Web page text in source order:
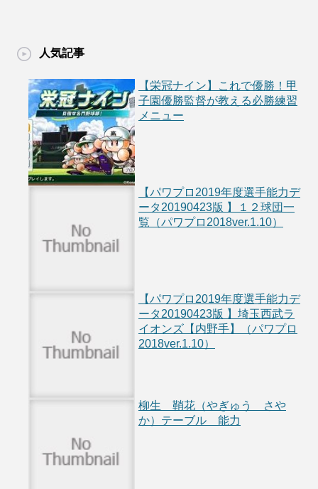
人気記事
【栄冠ナイン】これで優勝！甲
子園優勝監督が教える必勝練習
メニュー
【パワプロ2019年度選手能力デ
ータ20190423版 】１２球団一
覧（パワプロ2018ver.1.10）
【パワプロ2019年度選手能力デ
ータ20190423版 】埼玉西武ラ
イオンズ【内野手】（パワプロ
2018ver.1.10）
柳生 鞘花（やぎゅう さや
か）テーブル 能力